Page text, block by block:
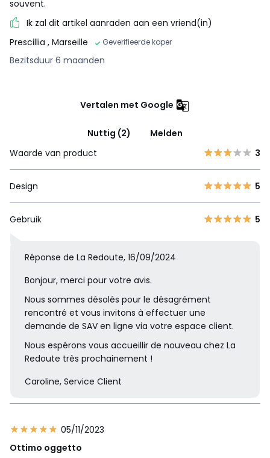
souvent.
Ik zal dit artikel aanraden aan een vriend(in)
Prescillia , Marseille Geverifieerde koper
Bezitsduur 6 maanden
Vertalen met Google
Nuttig (2)
Melden
Waarde van product
3
Design 5
Gebruik 5
Réponse de La Redoute, 16/09/2024
Bonjour, merci pour votre avis.
Nous sommes désolés pour le désagrément
rencontré et vous invitons à effectuer une
demande de SAV en ligne via votre espace client.
Nous espérons vous accueillir de nouveau chez La
Redoute très prochainement !
Caroline, Service Client
05/11/2023
Ottimo oggetto